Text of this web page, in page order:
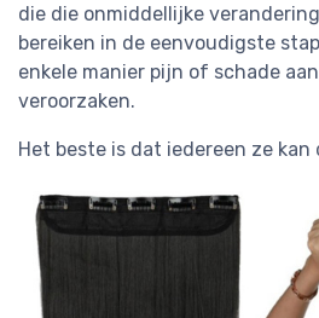
die die onmiddellijke
bereiken in de eenvoudigste
enkele manier pijn of schade
veroorzaken.
Het beste is dat iedereen ze kan